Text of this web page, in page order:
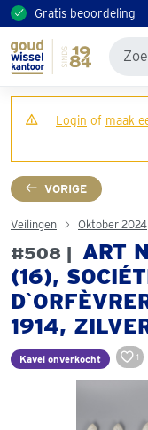
Gratis beoordeling
Login of maak
VORIGE
Veilingen Oktober 2024
#508 | ART
(16),
1914,
Kavel onverkocht 1